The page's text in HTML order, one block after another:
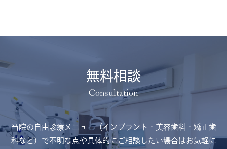
無料相談
当院の自由診療メニュー（インプラント・美容歯科・矯正歯
科など）で不明な点や具体的にご相談したい場合はお気軽に